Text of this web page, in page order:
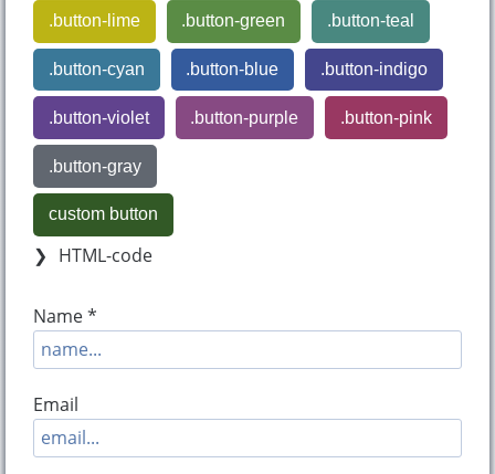
.button-lime .button-green .button-teal
.button-cyan .button-blue .button-indigo
.button-violet .button-purple .button-pink
.button-gray
custom button
HTML-code
Name *
Email